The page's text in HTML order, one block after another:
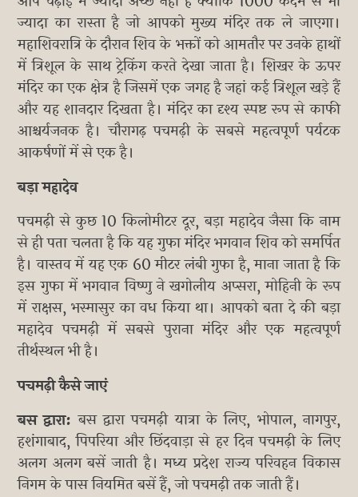
ज्यादा का रास्ता है जो आपको मुख्य मंदिर तक ले जाएगा।
महाशिवरात्रि के दौरान शिव के भक्तों को आमतौर पर उनके हाथों
में त्रिशूल के साथ ट्रेकिंग करते देखा जाता है। शिखर के ऊपर
मंदिर का एक क्षेत्र है जिसमें एक जगह है जहां कई त्रिशूल खड़े हैं
और यह शानदार दिखता है। मंदिर का दृश्य स्पष्ट रूप से काफी
आश्चर्यजनक है। चौरागढ़ पचमढ़ी के सबसे महत्वपूर्ण पर्यटक
आकर्षणों में से एक है।
बड़ा महादेव
पचमढ़ी से कुछ 10 किलोमीटर दूर, बड़ा महादेव जैसा कि नाम
से ही पता चलता है कि यह गुफा मंदिर भगवान शिव को समर्पित
है। वास्तव में यह एक 60 मीटर लंबी गुफा है, माना जाता है कि
इस गुफा में भगवान विष्णु ने खगोलीय अप्सरा, मोहिनी के रूप
में राक्षस, भस्मासुर का वध किया था। आपको बता दे की बड़ा
महादेव पचमढ़ी में सबसे पुराना मंदिर और एक महत्वपूर्ण
तीर्थस्थल भी है।
पचमढ़ी कैसे जाएं
बस द्वारा: बस द्वारा पचमढ़ी यात्रा के लिए, भोपाल, नागपुर,
हशंगाबाद, पिपरिया और छिंदवाड़ा से हर दिन पचमढ़ी के लिए
अलग अलग बसें जाती है। मध्य प्रदेश राज्य परिवहन विकास
निगम के पास नियमित बसें हैं, जो पचमढ़ी तक जाती हैं।